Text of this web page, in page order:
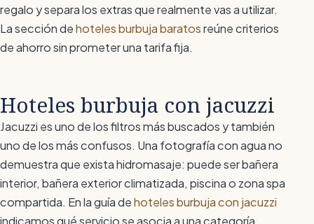
regalo y separa los extras que realmente vas a utilizar.
La sección dehoteles burbuja baratosreúne criterios
de ahorro sin prometer una tarifa fija.
Hoteles burbuja con jacuzzi
Jacuzzi es uno de los filtros más buscados y también
uno de los más confusos. Una fotografía con agua no
demuestra que exista hidromasaje: puede ser bañera
interior, bañera exterior climatizada, piscina o zona spa
compartida. En la guía dehoteles burbuja con jacuzzi
indicamos qué servicio se asocia a una categoría